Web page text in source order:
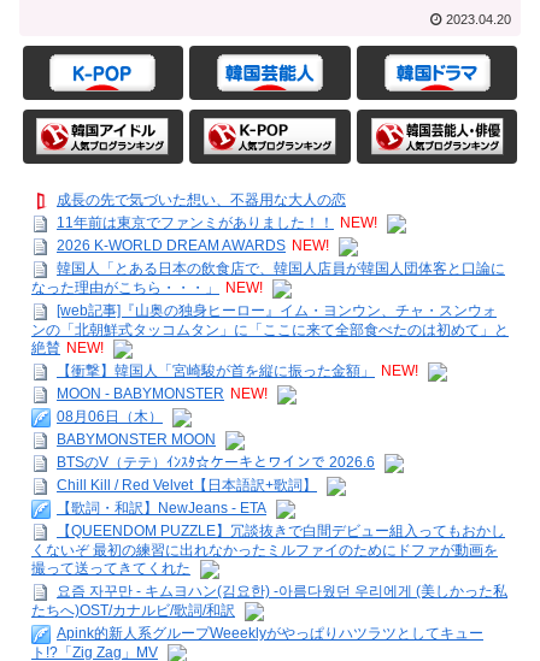
2023.04.20
成長の先で気づいた想い、不器用な大人の恋
11年前は東京でファンミがありました！！
NEW!
2026 K-WORLD DREAM AWARDS NEW!
韓国人「とある日本の飲食店で、韓国人店員が韓国人団体客と口論に
なった理由がこちら・・・」
NEW!
[web記事]『山奥の独身ヒーロー』イム・ヨンウン、チャ・スンウォ
ンの「北朝鮮式タッコムタン」に「ここに来て全部食べたのは初めて」と
絶賛 NEW!
【衝撃】韓国人「宮崎駿が首を縦に振った金額」
NEW!
MOON - BABYMONSTER NEW!
08月06日（木）
BABYMONSTER MOON
BTSのV（テテ）ｲﾝｽﾀ☆ケーキとワインで 2026.6
Chill Kill / Red Velvet【日本語訳+歌詞】
【歌詞・和訳】NewJeans - ETA
【QUEENDOM PUZZLE】冗談抜きで白間デビュー組入ってもおかし
くないぞ 最初の練習に出れなかったミルファイのためにドファが動画を
撮って送ってきてくれた
요즘 자꾸만 - キムヨハン(김요한) -아름다웠던 우리에게 (美しかった私
たちへ)OST/カナルビ/歌詞/和訳
Apink的新人系グループWeeeklyがやっぱりハツラツとしてキュー
ト!?「Zig Zag」MV